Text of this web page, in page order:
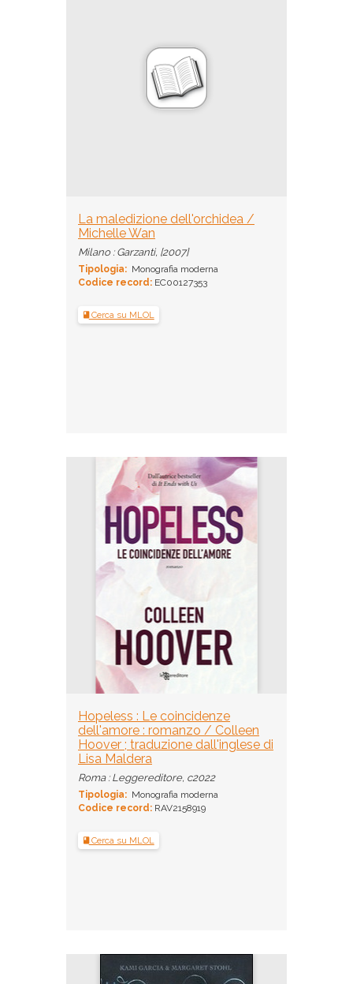
La maledizione dell'orchidea /
Michelle Wan
Milano : Garzanti, [2007]
Tipologia: Monografia moderna
Codice record: EC00127353
Cerca su MLOL
Hopeless : Le coincidenze
dell'amore : romanzo / Colleen
Hoover ; traduzione dall'inglese di
Lisa Maldera
Roma : Leggereditore, c2022
Tipologia: Monografia moderna
Codice record: RAV2158919
Cerca su MLOL